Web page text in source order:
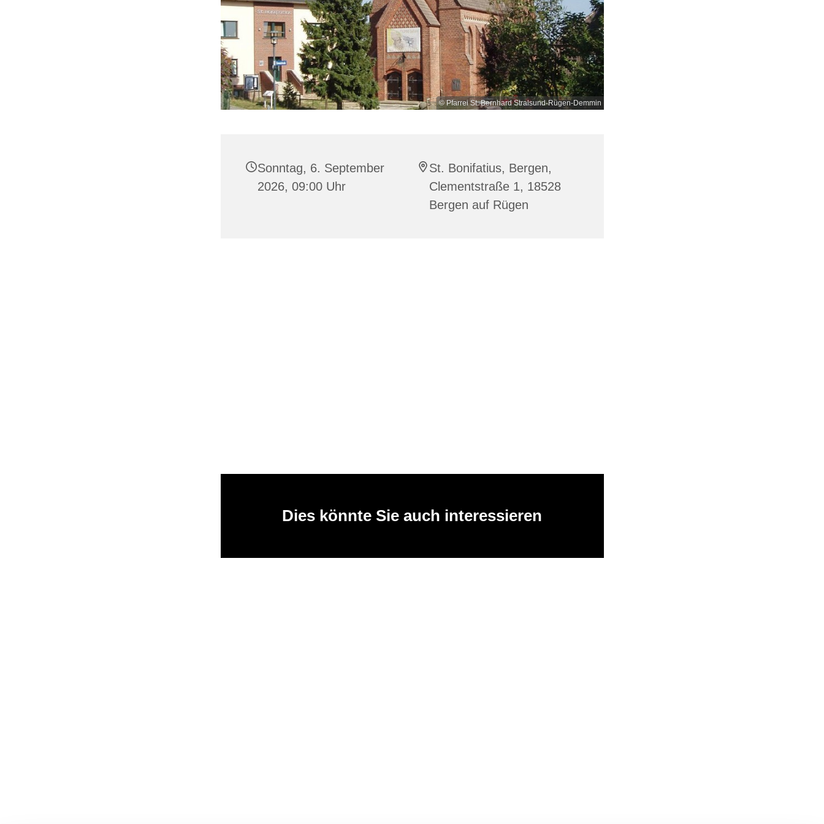
© Pfarrei St. Bernhard Stralsund-Rügen-Demmin
Sonntag, 6. September
2026, 09:00 Uhr
St. Bonifatius, Bergen,
Clementstraße 1, 18528
Bergen auf Rügen
Dies könnte Sie auch interessieren